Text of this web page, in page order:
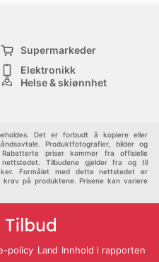
Supermarkeder
Elektronikk
Helse & skjønnhet
Det er forbudt å kopiere eller
Produktfotografier, bilder og
priser kommer fra offisielle
Tilbudene gjelder fra og til
Formålet med dette nettstedet er
på produktene. Prisene kan variere
policy Land Innhold i rapporten